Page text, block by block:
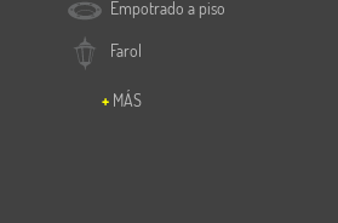
Empotrado a piso
Farol
MÁS